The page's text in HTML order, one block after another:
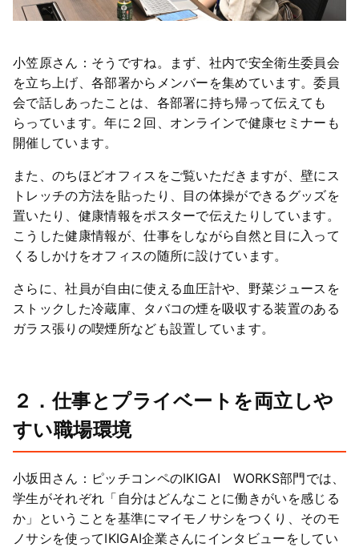
小笠原さん：そうですね。まず、社内で安全衛生委員会
を立ち上げ、各部署からメンバーを集めています。委員
会で話しあったことは、各部署に持ち帰って伝えても
らっています。年に２回、オンラインで健康セミナーも
開催しています。
また、のちほどオフィスをご覧いただきますが、壁にス
トレッチの方法を貼ったり、目の体操ができるグッズを
置いたり、健康情報をポスターで伝えたりしています。
こうした健康情報が、仕事をしながら自然と目に入って
くるしかけをオフィスの随所に設けています。
さらに、社員が自由に使える血圧計や、野菜ジュースを
ストックした冷蔵庫、タバコの煙を吸収する装置のある
ガラス張りの喫煙所なども設置しています。
２．仕事とプライベートを両立しや
すい職場環境
小坂田さん：ピッチコンペのIKIGAI WORKS部門では、
学生がそれぞれ「自分はどんなことに働きがいを感じる
か」ということを基準にマイモノサシをつくり、そのモ
ノサシを使ってIKIGAI企業さんにインタビューをしてい